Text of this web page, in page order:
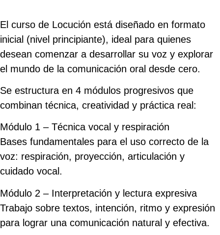
El curso de Locución está diseñado en formato
inicial (nivel principiante), ideal para quienes
desean comenzar a desarrollar su voz y explorar
el mundo de la comunicación oral desde cero.
Se estructura en 4 módulos progresivos que
combinan técnica, creatividad y práctica real:
Módulo 1 – Técnica vocal y respiración
Bases fundamentales para el uso correcto de la
voz: respiración, proyección, articulación y
cuidado vocal.
Módulo 2 – Interpretación y lectura expresiva
Trabajo sobre textos, intención, ritmo y expresión
para lograr una comunicación natural y efectiva.